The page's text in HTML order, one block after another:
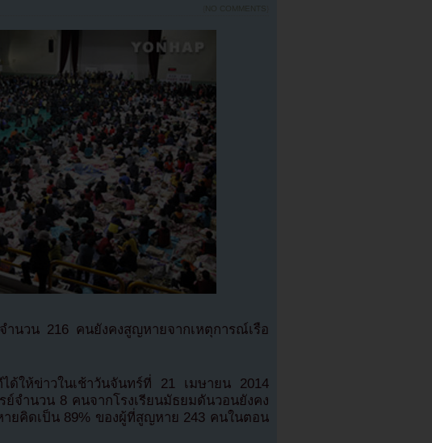
NO COMMENTS
ำนวน 216 คนยังคงสูญหายจากเหตุการณ์เรือ
ด้ให้ข่าวในเช้าวันจันทร์ที่ 21 เมษายน 2014
จำนวน 8 คนจากโรงเรียนมัธยมดันวอนยังคง
ยคิดเป็น 89% ของผู้ที่สูญหาย 243 คนในตอน